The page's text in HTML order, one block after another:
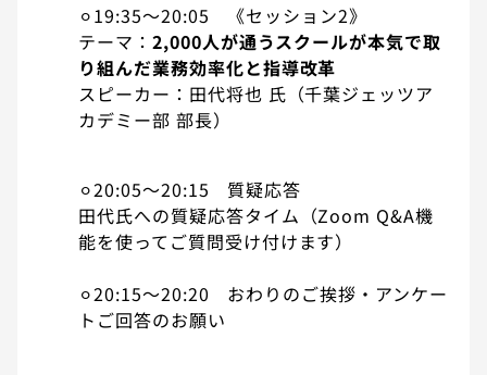
⚪︎19:35〜20:05 《セッション2》
テーマ： 2,000人が通うスクールが本気で取
り組んだ業務効率化と指導改革
スピーカー：田代将也 氏（千葉ジェッツア
カデミー部 部長）
⚪︎20:05〜20:15 質疑応答
田代氏への質疑応答タイム（Zoom Q&A機
能を使ってご質問受け付けます）
⚪︎20:15〜20:20 おわりのご挨拶・アンケー
トご回答のお願い